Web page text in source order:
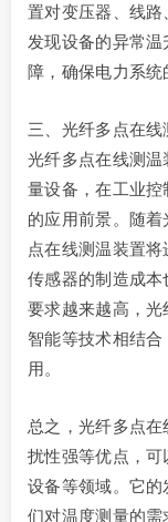
置对变压器、线
发现设备的异常
障，确保电力系统
三、光纤多点在
光纤多点在线测温
量设备，在工业
的应用前景。随
点在线测温装置
传感器的制造成
要求越来越高，
智能等技术相结
用。
总之，光纤多点
扰性强等优点，可
设备等领域。它的
们对温度测量的需